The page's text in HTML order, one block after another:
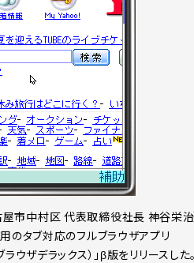
屋市中村区 代表取締役社長 神谷栄治
のタブ対応のフルブラウザアプリ
ウザデラックス）」β版をリリースした